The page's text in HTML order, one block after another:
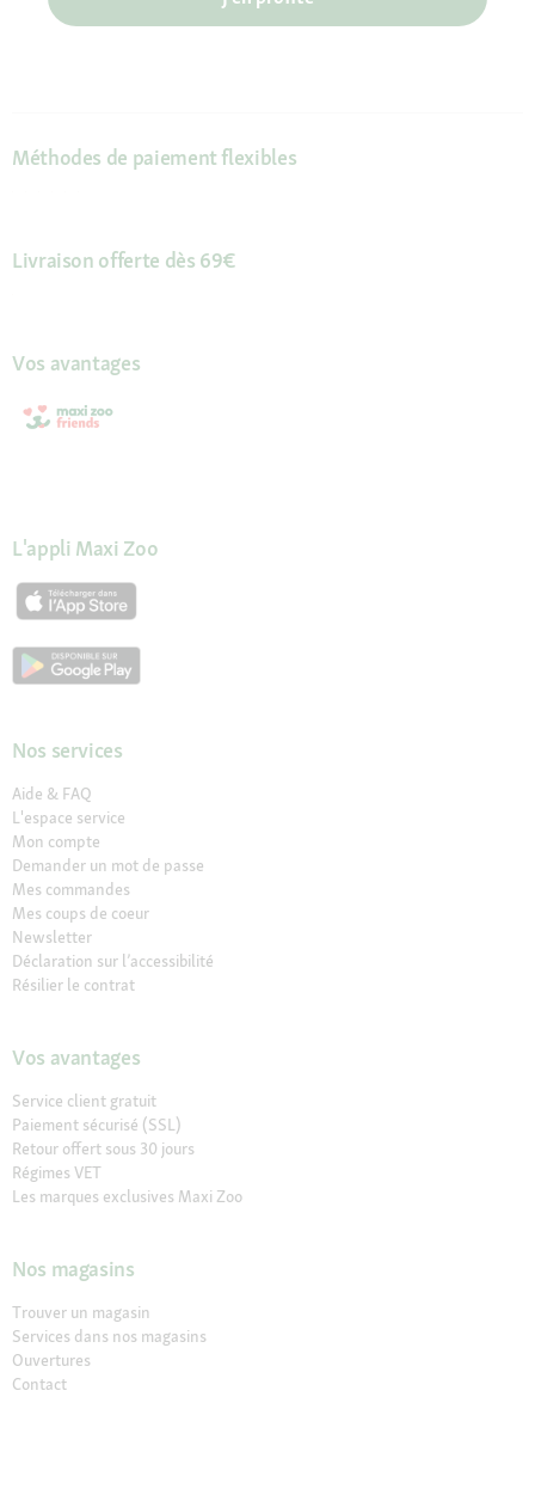
Méthodes de paiement flexibles
Livraison offerte dès 69€
Vos avantages
L'appli Maxi Zoo
Nos services
Aide & FAQ
L'espace service
Mon compte
Demander un mot de passe
Mes commandes
Mes coups de coeur
Newsletter
Déclaration sur l’accessibilité
Résilier le contrat
Vos avantages
Service client gratuit
Paiement sécurisé (SSL)
Retour offert sous 30 jours
Régimes VET
Les marques exclusives Maxi Zoo
Nos magasins
Trouver un magasin
Services dans nos magasins
Ouvertures
Contact